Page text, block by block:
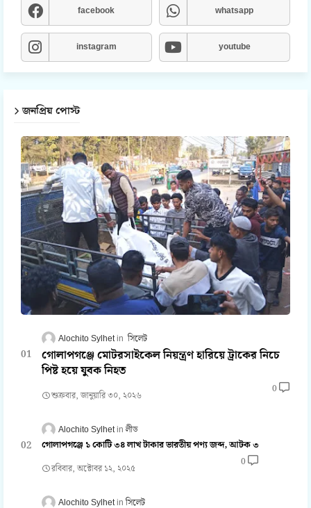
facebook whatsapp
instagram youtube
জনপ্রিয় পোস্ট
Alochito Sylhet সিলেট
গোলাপগঞ্জে মোটরসাইকেল নিয়ন্ত্রণ হারিয়ে ট্রাকের নিচে
পিষ্ট হয়ে যুবক নিহত
শুক্রবার, জানুয়ারি ৩০, ২০২৬
0
Alochito Sylhet লীড
গোলাপগঞ্জে ১ কোটি ৩৪ লাখ টাকার ভারতীয় পণ্য জব্দ, আটক ৩
রবিবার, অক্টোবর ১২, ২০২৫
0
Alochito Sylhet সিলেট